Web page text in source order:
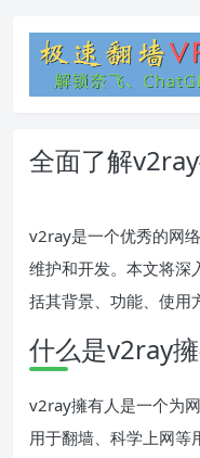
全面了解
v2ray是一个优秀的网
维护和开发。本文将深
括其背景、功能、使用
什么是v2ray
v2ray擁有人是一个为
用于翻墙、科学上网等